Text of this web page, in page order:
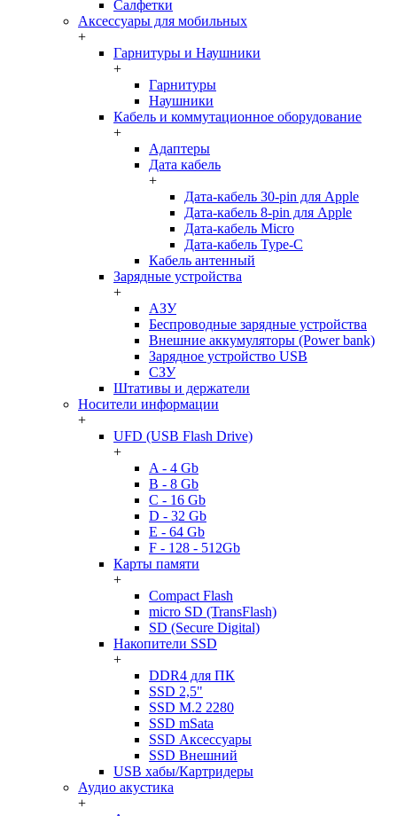
Салфетки
Аксессуары для мобильных
+
Гарнитуры и Наушники
+
Гарнитуры
Наушники
Кабель и коммутационное оборудование
+
Адаптеры
Дата кабель
+
Дата-кабель 30-pin для Apple
Дата-кабель 8-pin для Apple
Дата-кабель Micro
Дата-кабель Type-C
Кабель антенный
Зарядные устройства
+
АЗУ
Беспроводные зарядные устройства
Внешние аккумуляторы (Power bank)
Зарядное устройство USB
СЗУ
Штативы и держатели
Носители информации
+
UFD (USB Flash Drive)
+
A - 4 Gb
B - 8 Gb
C - 16 Gb
D - 32 Gb
E - 64 Gb
F - 128 - 512Gb
Карты памяти
+
Compact Flash
micro SD (TransFlash)
SD (Secure Digital)
Накопители SSD
+
DDR4 для ПК
SSD 2,5"
SSD M.2 2280
SSD mSata
SSD Аксессуары
SSD Внешний
USB хабы/Картридеры
Аудио акустика
+